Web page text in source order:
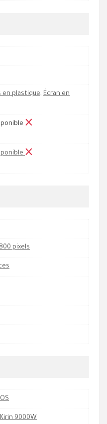
en plastique, Écran en
pixels
9000W